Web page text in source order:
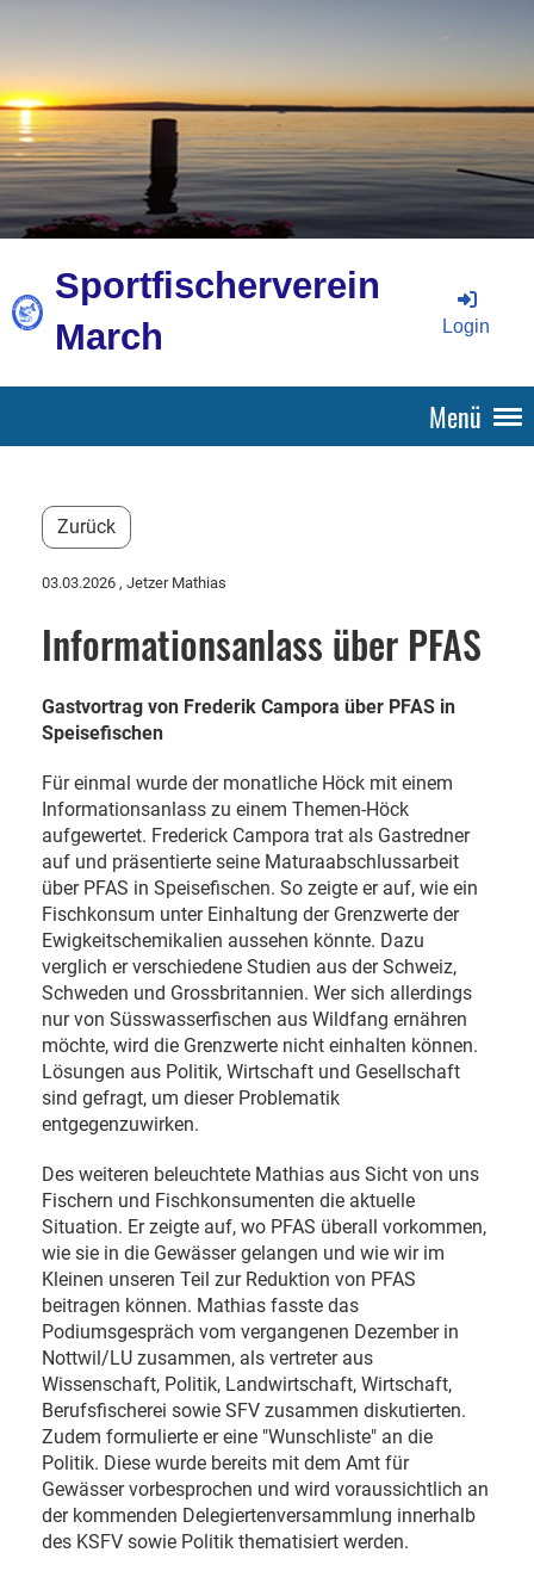
Sportfischerverein
March
Login
Menü
Zurück
03.03.2026 , Jetzer Mathias
Informationsanlass über PFAS
Gastvortrag von Frederik Campora über PFAS in
Speisefischen
Für einmal wurde der monatliche Höck mit einem
Informationsanlass zu einem Themen-Höck
aufgewertet. Frederick Campora trat als Gastredner
auf und präsentierte seine Maturaabschlussarbeit
über PFAS in Speisefischen. So zeigte er auf, wie ein
Fischkonsum unter Einhaltung der Grenzwerte der
Ewigkeitschemikalien aussehen könnte. Dazu
verglich er verschiedene Studien aus der Schweiz,
Schweden und Grossbritannien. Wer sich allerdings
nur von Süsswasserfischen aus Wildfang ernähren
möchte, wird die Grenzwerte nicht einhalten können.
Lösungen aus Politik, Wirtschaft und Gesellschaft
sind gefragt, um dieser Problematik
entgegenzuwirken.
Des weiteren beleuchtete Mathias aus Sicht von uns
Fischern und Fischkonsumenten die aktuelle
Situation. Er zeigte auf, wo PFAS überall vorkommen,
wie sie in die Gewässer gelangen und wie wir im
Kleinen unseren Teil zur Reduktion von PFAS
beitragen können. Mathias fasste das
Podiumsgespräch vom vergangenen Dezember in
Nottwil/LU zusammen, als vertreter aus
Wissenschaft, Politik, Landwirtschaft, Wirtschaft,
Berufsfischerei sowie SFV zusammen diskutierten.
Zudem formulierte er eine "Wunschliste" an die
Politik. Diese wurde bereits mit dem Amt für
Gewässer vorbesprochen und wird voraussichtlich an
der kommenden Delegiertenversammlung innerhalb
des KSFV sowie Politik thematisiert werden.